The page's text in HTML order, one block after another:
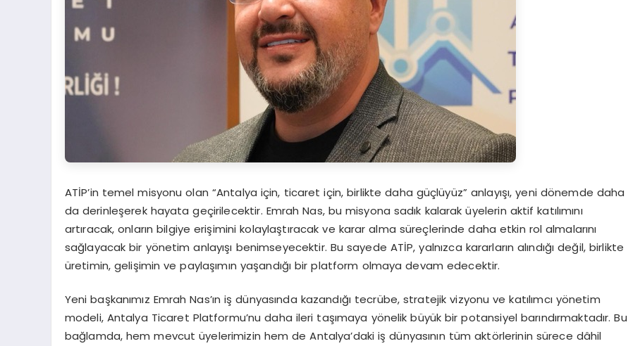
ATİP’in temel misyonu olan “Antalya için, ticaret için, birlikte daha güçlüyüz” anlayışı, yeni dönemde daha
da derinleşerek hayata geçirilecektir. Emrah Nas, bu misyona sadık kalarak üyelerin aktif katılımını
artıracak, onların bilgiye erişimini kolaylaştıracak ve karar alma süreçlerinde daha etkin rol almalarını
sağlayacak bir yönetim anlayışı benimseyecektir. Bu sayede ATİP, yalnızca kararların alındığı değil, birlikte
üretimin, gelişimin ve paylaşımın yaşandığı bir platform olmaya devam edecektir.
Yeni başkanımız Emrah Nas’ın iş dünyasında kazandığı tecrübe, stratejik vizyonu ve katılımcı yönetim
modeli, Antalya Ticaret Platformu’nu daha ileri taşımaya yönelik büyük bir potansiyel barındırmaktadır. Bu
bağlamda, hem mevcut üyelerimizin hem de Antalya’daki iş dünyasının tüm aktörlerinin sürece dâhil